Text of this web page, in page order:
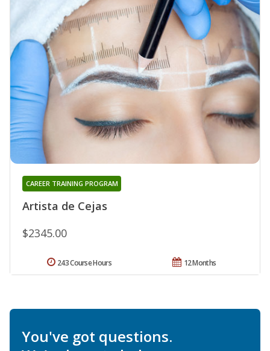
Artista de Cejas
CAREER TRAINING PROGRAM
$2345.00
12 Months
243 Course Hours
You've got questions.